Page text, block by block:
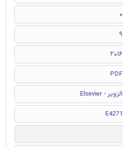
0
9
2016
PDF
الزویر - Elsevier
E4271